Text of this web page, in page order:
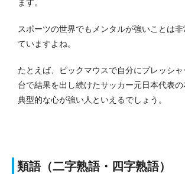
ます。
スポーツの世界でもメンタルが強いことは
ていますよね。
たとえば、ビックマウスで自分にプレッシ
台で結果を出し続けたサッカー元日本代表
典型的な心が強い人といえるでしょう。
類語（二字熟語・四字熟語）